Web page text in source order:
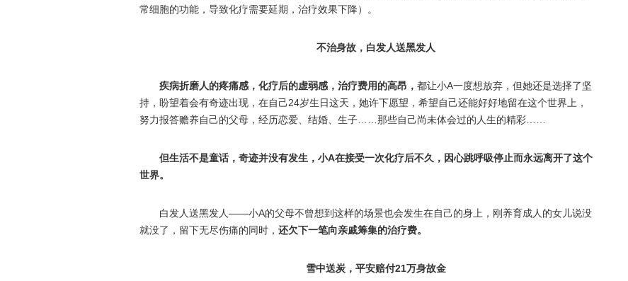
常细胞的功能，导致化疗需要延期，治疗效果下降）。
不治身故，白发人送黑发人
疾病折磨人的疼痛感，化疗后的虚弱感，治疗费用的高昂， 都让小A一度想放弃，但她还是选择了坚
持，盼望着会有奇迹出现，在自己24岁生日这天，她许下愿望，希望自己还能好好地留在这个世界上，
努力报答赡养自己的父母，经历恋爱、结婚、生子……那些自己尚未体会过的人生的精彩……
但生活不是童话，奇迹并没有发生，小A在接受一次化疗后不久，因心跳呼吸停止而永远离开了这个
世界。
白发人送黑发人——小A的父母不曾想到这样的场景也会发生在自己的身上，刚养育成人的女儿说没
就没了，留下无尽伤痛的同时， 还欠下一笔向亲戚筹集的治疗费。
雪中送炭，平安赔付21万身故金